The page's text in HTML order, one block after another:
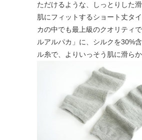
ただけるような、しっとりした滑
肌にフィットするショート丈タ
カの中でも最上級のクオリティ
ルアルパカ」に、シルクを30%
ル糸で、よりいっそう肌に滑らか